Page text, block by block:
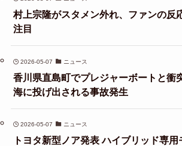
村上宗隆がスタメン外れ、ファンの反
注目
2026-05-07 ニュース
香川県直島町でプレジャーボートと衝
海に投げ出される事故発生
2026-05-07 ニュース
トヨタ新型ノア発表 ハイブリッド専